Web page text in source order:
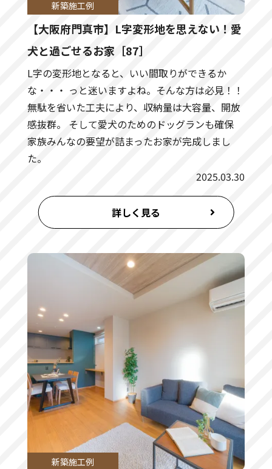
新築施工例
【大阪府門真市】L字変形地を思えない！愛
犬と過ごせるお家［87］
L字の変形地となると、いい間取りができるか
な・・・ っと迷いますよね。そんな方は必見！！
無駄を省いた工夫により、収納量は大容量、開放
感抜群。 そして愛犬のためのドッグランも確保
家族みんなの要望が詰まったお家が完成しまし
た。
2025.03.30
詳しく見る
新築施工例